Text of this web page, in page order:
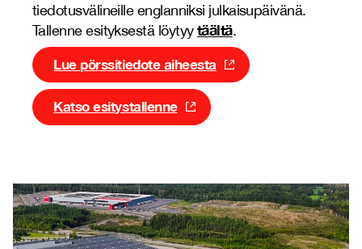
tiedotusvälineille englanniksi julkaisupäivänä.
Tallenne esityksestä löytyytäältä.
Lue pörssitiedote aiheesta
Katso esitystallenne